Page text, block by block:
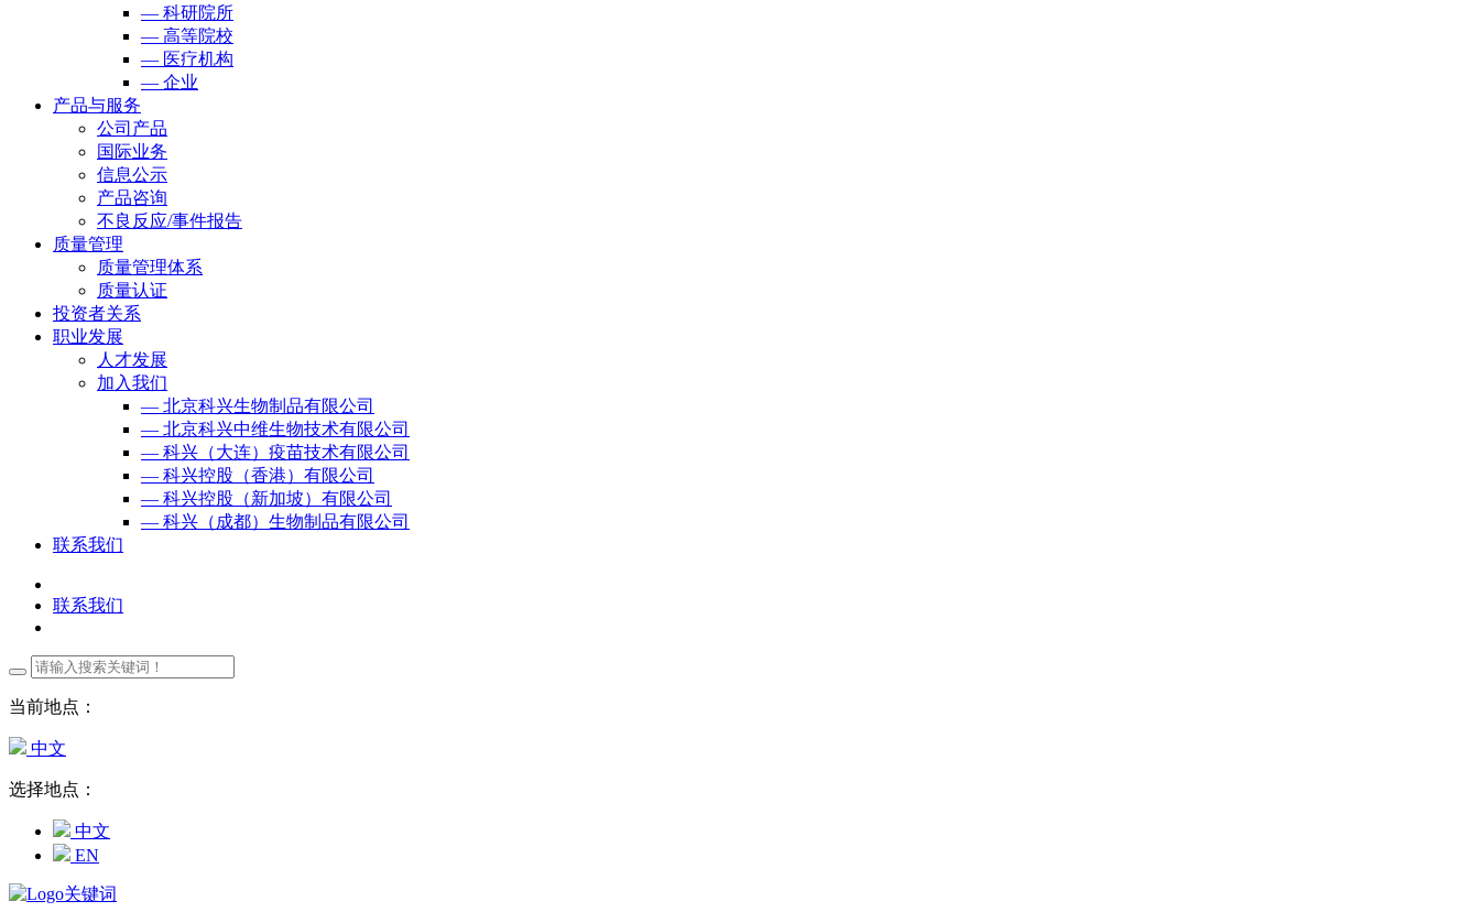
— 科研院所
— 高等院校
— 医疗机构
— 企业
产品与服务
公司产品
国际业务
信息公示
产品咨询
不良反应/事件报告
质量管理
质量管理体系
质量认证
投资者关系
职业发展
人才发展
加入我们
— 北京科兴生物制品有限公司
— 北京科兴中维生物技术有限公司
— 科兴（大连）疫苗技术有限公司
— 科兴控股（香港）有限公司
— 科兴控股（新加坡）有限公司
— 科兴（成都）生物制品有限公司
联系我们
联系我们
当前地点：
中文
选择地点：
中文
EN